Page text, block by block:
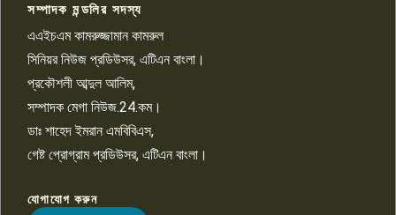
১০
সম্পাদক মন্ডলির সদস্য
এএইচএম কামরুজ্জামান কামরুল
সিনিয়র নিউজ প্রডিউসর, এটিএন বাংলা।
প্রকৌশলী আব্দুল আলিম,
সম্পাদক মেগা নিউজ.24.কম।
ডাঃ শাহেদ ইমরান এমবিবিএস,
গেষ্ট প্রোগ্রাম প্রডিউসর, এটিএন বাংলা।
যোগাযোগ করুন